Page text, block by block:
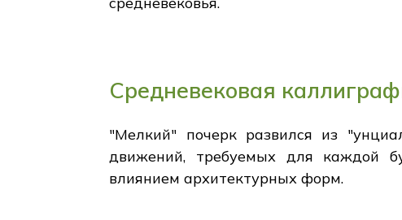
Средневековая
"Мелкий" почерк развился из
движений, требуемых для каждой
влиянием архитектурных форм.